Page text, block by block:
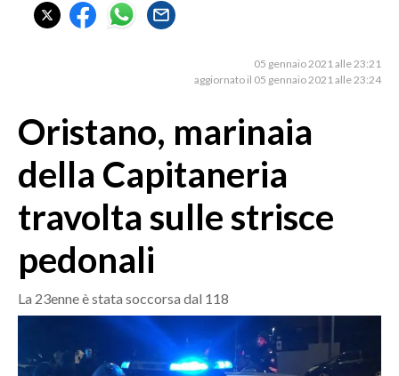
CAGLIARI
SASSARI E PROVINCIA
GALLURA
OGLIASTRA
ITALIA
05 gennaio 2021 alle 23:21
aggiornato il 05 gennaio 2021 alle 23:24
Oristano, marinaia
della Capitaneria
travolta sulle strisce
pedonali
La 23enne è stata soccorsa dal 118